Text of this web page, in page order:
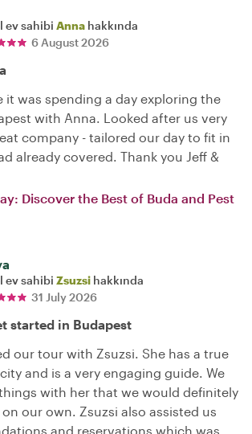
ev sahibi Anna hakkında
6 August 2026
it was spending a day exploring the
with Anna. Looked after us very
company - tailored our day to fit in
already covered. Thank you Jeff &
Discover the Best of Buda and Pest
ev sahibi Zsuzsi hakkında
31 July 2026
started in Budapest
our tour with Zsuzsi. She has a true
and is a very engaging guide. We
with her that we would definitely
our own. Zsuzsi also assisted us
and reservations which was